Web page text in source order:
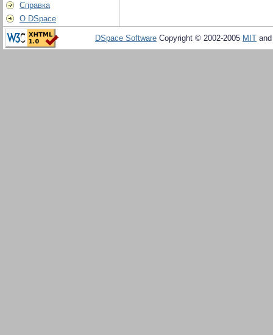
Справка
О DSpace
DSpace Software Copyright © 2002-2005 MIT